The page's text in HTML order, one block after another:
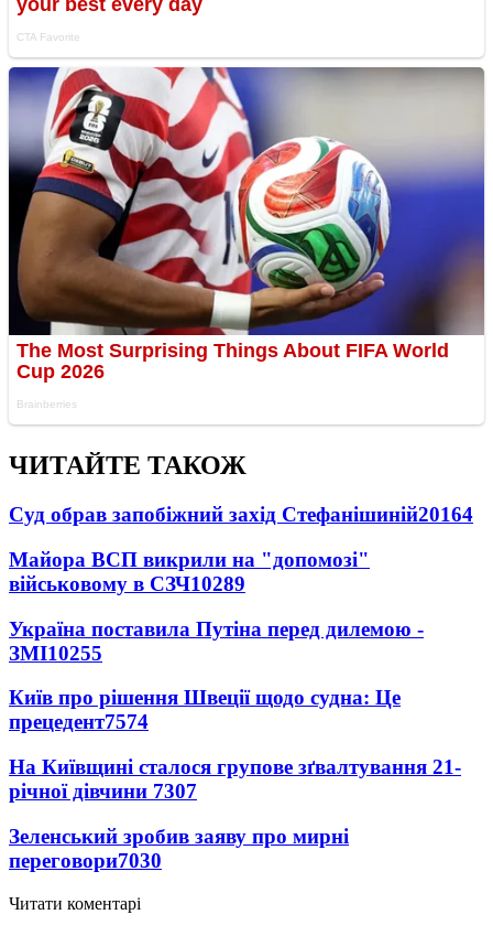
ЧИТАЙТЕ ТАКОЖ
Суд обрав запобіжний захід Стефанішиній20164
Майора ВСП викрили на "допомозі"
військовому в СЗЧ10289
Україна поставила Путіна перед дилемою -
ЗМІ10255
Київ про рішення Швеції щодо судна: Це
прецедент7574
На Київщині сталося групове зґвалтування 21-
річної дівчини 7307
Зеленський зробив заяву про мирні
переговори7030
Читати коментарі